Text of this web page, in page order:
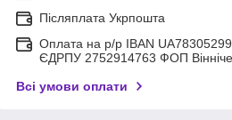
Післяплата Укрпошта
Оплата на р/р IBAN
ЄДРПУ 2752914763 ФОП
Всі умови оплати